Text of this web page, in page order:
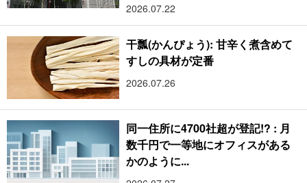
2026.07.22
干瓢(かんぴょう): 甘辛く煮含めて
すしの具材が定番
2026.07.26
同一住所に4700社超が登記!? : 月
数千円で一等地にオフィスがある
かのように...